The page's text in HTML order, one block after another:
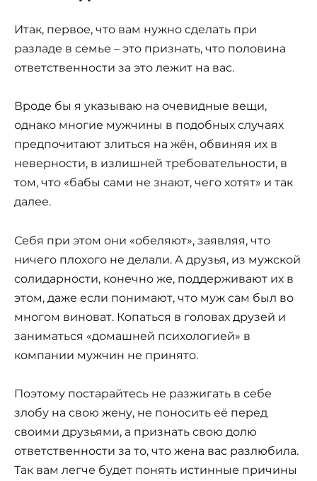
Итак, первое, что вам нужно сделать при
разладе в семье – это признать, что половина
ответственности за это лежит на вас.
Вроде бы я указываю на очевидные вещи,
однако многие мужчины в подобных случаях
предпочитают злиться на жён, обвиняя их в
неверности, в излишней требовательности, в
том, что «бабы сами не знают, чего хотят» и так
далее.
Себя при этом они «обеляют», заявляя, что
ничего плохого не делали. А друзья, из мужской
солидарности, конечно же, поддерживают их в
этом, даже если понимают, что муж сам был во
многом виноват. Копаться в головах друзей и
заниматься «домашней психологией» в
компании мужчин не принято.
Поэтому постарайтесь не разжигать в себе
злобу на свою жену, не поносить её перед
своими друзьями, а признать свою долю
ответственности за то, что жена вас разлюбила.
Так вам легче будет понять истинные причины